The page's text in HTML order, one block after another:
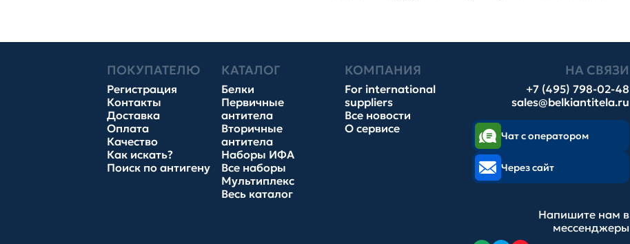
ПОКУПАТЕЛЮ
Регистрация
Контакты
Доставка
Оплата
Качество
Как искать?
Поиск по антигену
КАТАЛОГ
Белки
Первичные
антитела
Вторичные
антитела
Наборы ИФА
Все наборы
Мультиплекс
Весь каталог
КОМПАНИЯ
For international
suppliers
Все новости
О сервисе
НА СВЯЗИ
+7 (495) 798-02-48
sales@belkiantitela.ru
Чат с оператором
Через сайт
Напишите нам в
мессенджеры